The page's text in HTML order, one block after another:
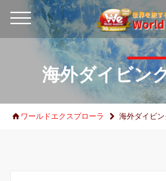
海外ダイビン
ワールドエクスプローラ 海外ダイビ